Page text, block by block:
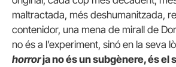
maltractada, més deshumanitzada,
contenidor, una mena de mirall de
no és a l’experiment, sinó en la seva
horrorja no és un subgènere, és el